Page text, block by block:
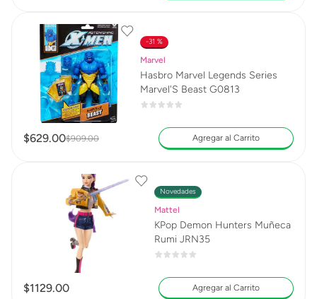
31 %
Marvel
Hasbro Marvel Legends Series
Marvel'S Beast G0813
$629.00$909.00 Agregar al Carrito
Novedades
Mattel
KPop Demon Hunters Muñeca
Rumi JRN35
$1129.00 Agregar al Carrito